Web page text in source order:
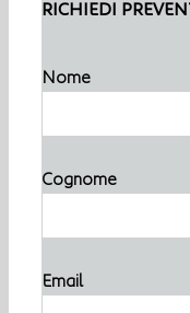
RICHIEDI
Nome
Cognome
Email